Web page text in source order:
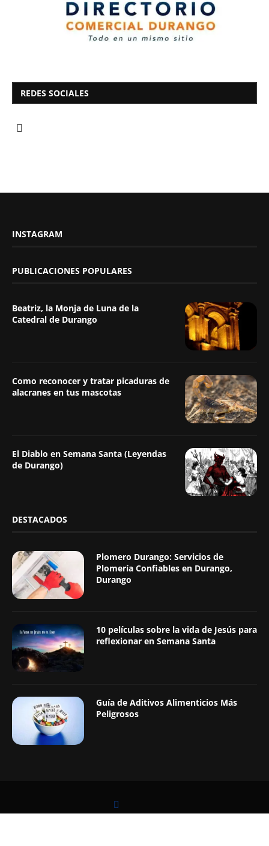
REDES SOCIALES
INSTAGRAM
PUBLICACIONES POPULARES
Beatriz, la Monja de Luna de la
Catedral de Durango
Como reconocer y tratar picaduras de
alacranes en tus mascotas
El Diablo en Semana Santa (Leyendas
de Durango)
DESTACADOS
Plomero Durango: Servicios de
Plomería Confiables en Durango,
Durango
10 películas sobre la vida de Jesús para
reflexionar en Semana Santa
Guía de Aditivos Alimenticios Más
Peligrosos